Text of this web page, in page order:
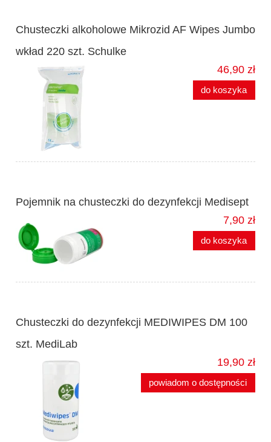
Chusteczki alkoholowe Mikrozid AF Wipes Jumbo
wkład 220 szt. Schulke
46,90 zł
do koszyka
Pojemnik na chusteczki do dezynfekcji Medisept
7,90 zł
do koszyka
Chusteczki do dezynfekcji MEDIWIPES DM 100
szt. MediLab
19,90 zł
powiadom o dostępności